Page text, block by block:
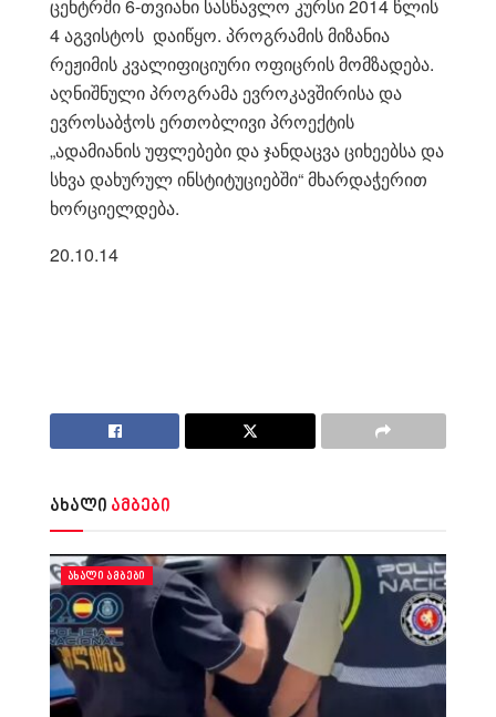
ცენტრში 6-თვიანი სასწავლო კურსი 2014 წლის
4 აგვისტოს დაიწყო. პროგრამის მიზანია
რეჟიმის კვალიფიციური ოფიცრის მომზადება.
აღნიშნული პროგრამა ევროკავშირისა და
ევროსაბჭოს ერთობლივი პროექტის
„ადამიანის უფლებები და ჯანდაცვა ციხეებსა და
სხვა დახურულ ინსტიტუციებში“ მხარდაჭერით
ხორციელდება.
20.10.14
ახალი ამბები
ᲐᲮᲐᲚᲘ ᲐᲛᲑᲔᲑᲘ